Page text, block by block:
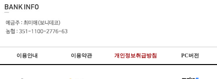
이용안내 이용약관 개인정보취급방침 PC버전